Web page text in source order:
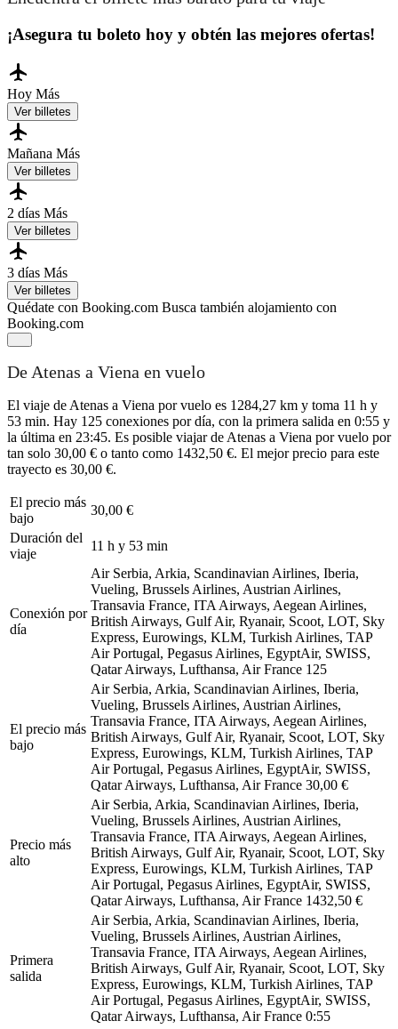
¡Asegura tu boleto hoy y obtén las mejores ofertas!
Hoy Más
Ver billetes
Mañana Más
Ver billetes
2 días Más
Ver billetes
3 días Más
Ver billetes
Quédate con Booking.com Busca también alojamiento con
Booking.com
De Atenas a Viena en vuelo
El viaje de Atenas a Viena por vuelo es 1284,27 km y toma 11 h y
53 min. Hay 125 conexiones por día, con la primera salida en 0:55 y
la última en 23:45. Es posible viajar de Atenas a Viena por vuelo por
tan solo 30,00 € o tanto como 1432,50 €. El mejor precio para este
trayecto es 30,00 €.
El precio más
bajo
30,00 €
Duración del
viaje
11 h y 53 min
Conexión por
día
Air Serbia, Arkia, Scandinavian Airlines, Iberia,
Vueling, Brussels Airlines, Austrian Airlines,
Transavia France, ITA Airways, Aegean Airlines,
British Airways, Gulf Air, Ryanair, Scoot, LOT, Sky
Express, Eurowings, KLM, Turkish Airlines, TAP
Air Portugal, Pegasus Airlines, EgyptAir, SWISS,
Qatar Airways, Lufthansa, Air France 125
El precio más
bajo
Air Serbia, Arkia, Scandinavian Airlines, Iberia,
Vueling, Brussels Airlines, Austrian Airlines,
Transavia France, ITA Airways, Aegean Airlines,
British Airways, Gulf Air, Ryanair, Scoot, LOT, Sky
Express, Eurowings, KLM, Turkish Airlines, TAP
Air Portugal, Pegasus Airlines, EgyptAir, SWISS,
Qatar Airways, Lufthansa, Air France 30,00 €
Precio más
alto
Air Serbia, Arkia, Scandinavian Airlines, Iberia,
Vueling, Brussels Airlines, Austrian Airlines,
Transavia France, ITA Airways, Aegean Airlines,
British Airways, Gulf Air, Ryanair, Scoot, LOT, Sky
Express, Eurowings, KLM, Turkish Airlines, TAP
Air Portugal, Pegasus Airlines, EgyptAir, SWISS,
Qatar Airways, Lufthansa, Air France 1432,50 €
Primera
salida
Air Serbia, Arkia, Scandinavian Airlines, Iberia,
Vueling, Brussels Airlines, Austrian Airlines,
Transavia France, ITA Airways, Aegean Airlines,
British Airways, Gulf Air, Ryanair, Scoot, LOT, Sky
Express, Eurowings, KLM, Turkish Airlines, TAP
Air Portugal, Pegasus Airlines, EgyptAir, SWISS,
Qatar Airways, Lufthansa, Air France 0:55